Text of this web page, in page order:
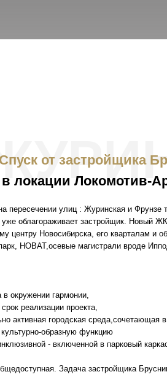
от застройщика
локации Локомотив-
пересечении улиц : Журинская и Фрунзе
уже облагораживает застройщик. Новый
центру Новосибирска, его кварталам и
НОВАТ,осевые магистрали вроде
окружении гармонии,
реализации проекта,
активная городская среда,сочетающая
образную функцию
- включенной в парковый
Задача застройщика